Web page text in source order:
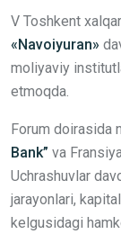
V Toshkent
«Navoiyuran»
moliyaviy
etmoqda.
Forum doirasida
Bank” va
Uchrashuvlar
jarayonlari,
kelgusidagi